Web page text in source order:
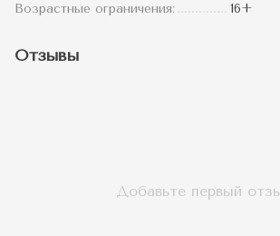
Возрастные ограничения: 16+
Отзывы
Добавьте первый